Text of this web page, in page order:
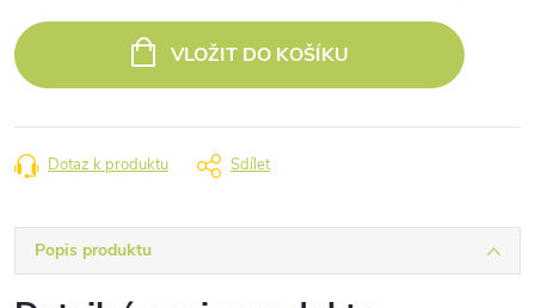
cena:
VLOŽIT DO KOŠÍKU
Dotaz k produktu Sdílet
Popis produktu